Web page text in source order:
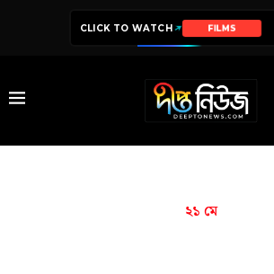
CLICK TO WATCH FILMS
২১ মে